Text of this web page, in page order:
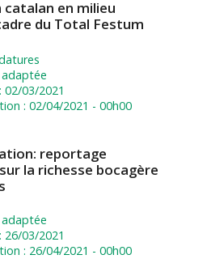
catalan en milieu
du Total Festum
02/03/2021
: 02/04/2021 - 00h00
reportage
la richesse bocagère
26/03/2021
: 26/04/2021 - 00h00